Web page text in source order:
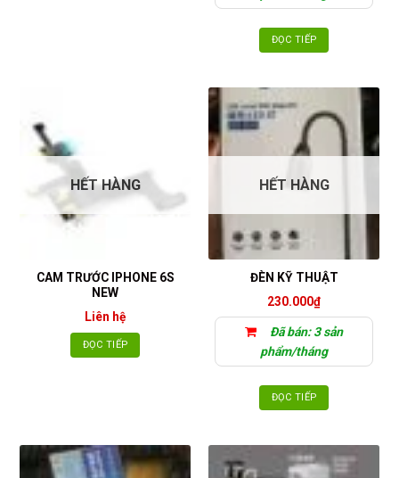
ĐỌC TIẾP
HẾT HÀNG
CAM TRƯỚC IPHONE 6S
NEW
Liên hệ
ĐỌC TIẾP
HẾT HÀNG
ĐÈN KỸ THUẬT
230.000₫
Đã bán: 3 sản
phẩm/tháng
ĐỌC TIẾP